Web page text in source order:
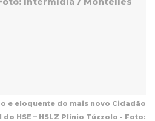
e eloquente do mais novo Cidadão
HSE – HSLZ Plínio Túzzolo - Foto: